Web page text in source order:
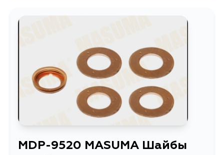
MDP-9520 MASUMA Шайбы